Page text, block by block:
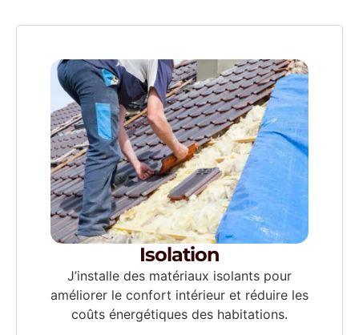
Isolation
J’installe des matériaux isolants pour
améliorer le confort intérieur et réduire les
coûts énergétiques des habitations.